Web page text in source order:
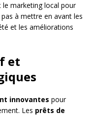
le marketing local pour
à mettre en avant les
et les améliorations
et
innovantes pour
Les prêts de